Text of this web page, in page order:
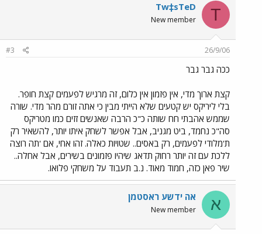
T
Tw‡sTeD
New member
26/9/06
#3
ככה גבר גבר
קצת ארוך מדי, אין פזמון אין כלום, זה מרגיש לפעמים קצת חופר.
בלי ליריקס יש קטעים שלא הייתי מבין כי אתה זורם מהר מדי. שורה
שממש אהבתי חח שותה כ"כ הרבה שאנשים זזים כמו מטריקס
סה"כ נחמד, ביט מגניב, אבל אפשר לשחק איתו יותר, להשאיר רק
ת'מלודי לפעמים, רק באסים.. שטויות כאלה. זהו אחי, אם 'תה רוצה
ללכת עם זה יותר רחוק תדאג שיהיו פזמונים בשירים, אבל אחלה..
שיר פאן כזה, חמוד מאוד. נ.ב תעבוד על משחקי פלואו.
א אה ידשע ראסטמן
New member